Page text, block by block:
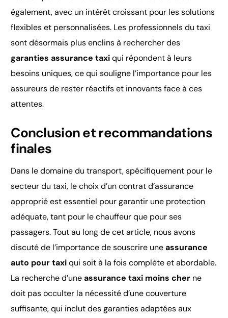
également, avec un intérêt croissant pour les solutions
flexibles et personnalisées. Les professionnels du taxi
sont désormais plus enclins à rechercher des
garanties assurance taxiqui répondent à leurs
besoins uniques, ce qui souligne l’importance pour les
assureurs de rester réactifs et innovants face à ces
attentes.
Conclusion et recommandations
finales
Dans le domaine du transport, spécifiquement pour le
secteur du taxi, le choix d’un contrat d’assurance
approprié est essentiel pour garantir une protection
adéquate, tant pour le chauffeur que pour ses
passagers. Tout au long de cet article, nous avons
discuté de l’importance de souscrire uneassurance
auto pour taxiqui soit à la fois complète et abordable.
La recherche d’uneassurance taxi moins cher ne
doit pas occulter la nécessité d’une couverture
suffisante, qui inclut des garanties adaptées aux